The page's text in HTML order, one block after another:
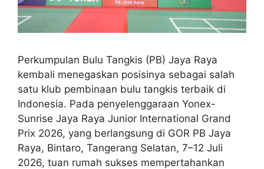
Perkumpulan Bulu Tangkis (PB) Jaya Raya
kembali menegaskan posisinya sebagai salah
satu klub pembinaan bulu tangkis terbaik di
Indonesia. Pada penyelenggaraan Yonex-
Sunrise Jaya Raya Junior International Grand
Prix 2026, yang berlangsung di GOR PB Jaya
Raya, Bintaro, Tangerang Selatan, 7–12 Juli
2026, tuan rumah sukses mempertahankan